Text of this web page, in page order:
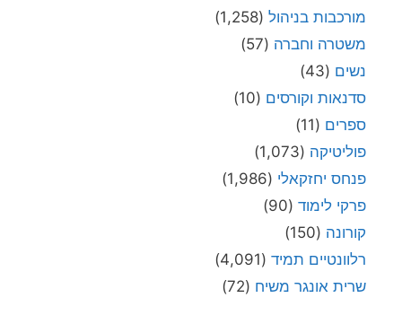
מורכבות בניהול (1,258)
משטרה וחברה (57)
נשים (43)
סדנאות וקורסים (10)
ספרים (11)
פוליטיקה (1,073)
פנחס יחזקאלי (1,986)
פרקי לימוד (90)
קורונה (150)
רלוונטיים תמיד (4,091)
שרית אונגר משיח (72)